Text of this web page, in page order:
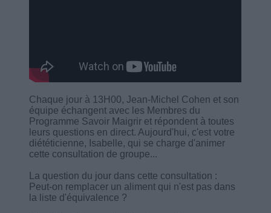
Chaque jour à 13H00, Jean-Michel Cohen et son
équipe échangent avec les Membres du
Programme Savoir Maigrir et répondent à toutes
leurs questions en direct. Aujourd'hui, c'est votre
diététicienne, Isabelle, qui se charge d'animer
cette consultation de groupe...
La question du jour dans cette consultation :
Peut-on remplacer un aliment qui n'est pas dans
la liste d'équivalence ?